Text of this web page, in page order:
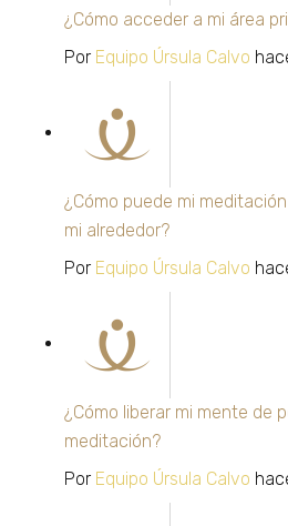
¿Cómo acceder a mi área
Por Equipo Úrsula Calvo
¿Cómo puede mi
mi alrededor?
Por Equipo Úrsula Calvo
¿Cómo liberar mi mente de
meditación?
Por Equipo Úrsula Calvo